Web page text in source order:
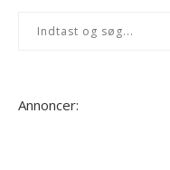
Annoncer: